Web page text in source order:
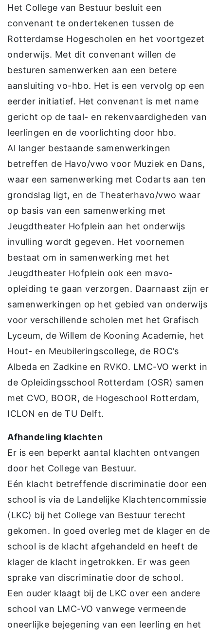
Het College van Bestuur besluit een
convenant te ondertekenen tussen de
Rotterdamse Hogescholen en het voortgezet
onderwijs. Met dit convenant willen de
besturen samenwerken aan een betere
aansluiting vo-hbo. Het is een vervolg op een
eerder initiatief. Het convenant is met name
gericht op de taal- en rekenvaardigheden van
leerlingen en de voorlichting door hbo.
Al langer bestaande samenwerkingen
betreffen de Havo/vwo voor Muziek en Dans,
waar een samenwerking met Codarts aan ten
grondslag ligt, en de Theaterhavo/vwo waar
op basis van een samenwerking met
Jeugdtheater Hofplein aan het onderwijs
invulling wordt gegeven. Het voornemen
bestaat om in samenwerking met het
Jeugdtheater Hofplein ook een mavo-
opleiding te gaan verzorgen. Daarnaast zijn er
samenwerkingen op het gebied van onderwijs
voor verschillende scholen met het Grafisch
Lyceum, de Willem de Kooning Academie, het
Hout- en Meubileringscollege, de ROC’s
Albeda en Zadkine en RVKO. LMC-VO werkt in
de Opleidingsschool Rotterdam (OSR) samen
met CVO, BOOR, de Hogeschool Rotterdam,
ICLON en de TU Delft.
Afhandeling klachten
Er is een beperkt aantal klachten ontvangen
door het College van Bestuur.
Eén klacht betreffende discriminatie door een
school is via de Landelijke Klachtencommissie
(LKC) bij het College van Bestuur terecht
gekomen. In goed overleg met de klager en de
school is de klacht afgehandeld en heeft de
klager de klacht ingetrokken. Er was geen
sprake van discriminatie door de school.
Een ouder klaagt bij de LKC over een andere
school van LMC-VO vanwege vermeende
oneerlijke bejegening van een leerling en het